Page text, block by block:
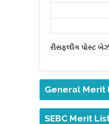
રીસફ્લીગ પોસ્ટ
General Merit
SEBC Merit